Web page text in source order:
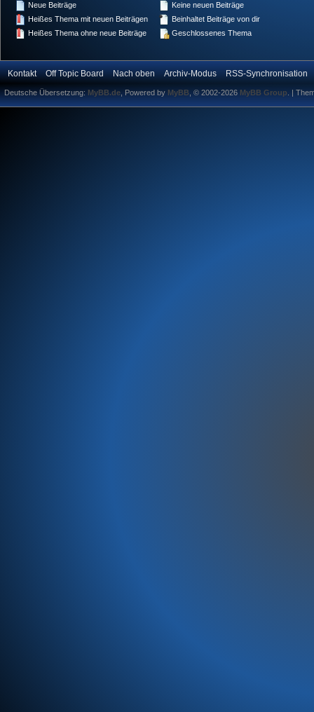
Neue Beiträge
Heißes Thema mit neuen Beiträgen
Heißes Thema ohne neue Beiträge
Keine neuen Beiträge
Beinhaltet Beiträge von dir
Geschlossenes Thema
Kontakt Off Topic Board Nach oben Archiv-Modus RSS-Synchronisation
Deutsche Übersetzung: MyBB.de , Powered by MyBB , © 2002-2026 MyBB Group |